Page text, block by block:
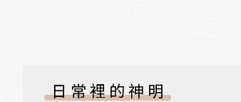
日常裡的神明